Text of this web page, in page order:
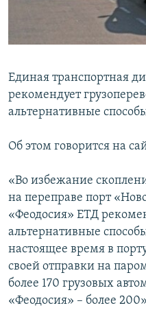
ПОБЕДИТЕЛЕЙ НЕ СУДЯТ?
УКРАИНСКАЯ ПРОБЛЕМА
Все сайты RFE/RL
Единая транспортная
рекомендует
альтернативные
Об этом говорится на
«Во избежание
на переправе порт
«Феодосия» ЕТД
альтернативные
настоящее время в
своей отправки на
более 170 грузовых
«Феодосия» – более